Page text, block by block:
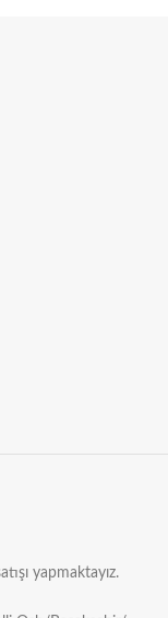
yapmaktayız.